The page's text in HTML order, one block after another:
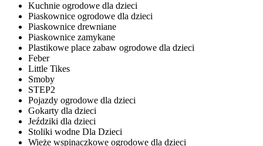
Kuchnie ogrodowe dla dzieci
Piaskownice ogrodowe dla dzieci
Piaskownice drewniane
Piaskownice zamykane
Plastikowe place zabaw ogrodowe dla dzieci
Feber
Little Tikes
Smoby
STEP2
Pojazdy ogrodowe dla dzieci
Gokarty dla dzieci
Jeździki dla dzieci
Stoliki wodne Dla Dzieci
Wieże wspinaczkowe ogrodowe dla dzieci